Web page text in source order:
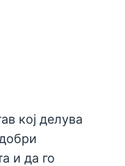
кој делува
и да го